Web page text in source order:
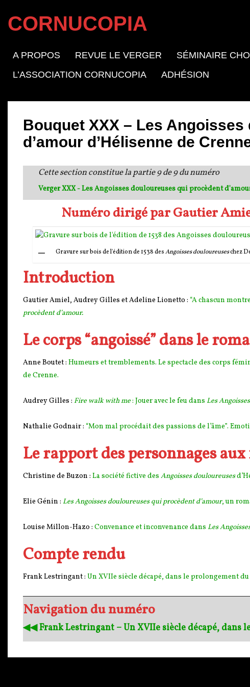
CORNUCOPIA
A PROPOS REVUE LE VERGER SÉMINAIRE
L’ASSOCIATION CORNUCOPIA
ADHÉSION
Bouquet XXX – Les
d’amour d’Hélisenne de
Cette section constitue la partie 9 de 9 du numéro
Verger XXX - Les Angoisses douloureuses qui procèdent
Numéro dirigé par Gautier
Gravure sur bois de l'édition de 1538 desAngoisses douloureuseschez
Introduction
Gautier Amiel, Audrey Gilles et Adeline Lionetto : “A chascun
procèdent d’amour.
Le corps “angoissé” dans le
Anne Boutet : Humeurs et tremblements. Le spectacle des corps
de Crenne.
Audrey Gilles : Fire walk with me: Jouer avec le feu dans Les
Nathalie Godnair : “Mon mal procédait des passions de l’âme”.
Le rapport des personnages
Christine de Buzon : La société fictive des Angoisses douloureuses
Elie Génin : Les Angoisses douloureuses qui procèdent d’amour, un
Louise Millon-Hazo : Convenance et inconvenance dans Les
Compte rendu
Frank Lestringant : Un XVIIe siècle décapé, dans le prolongement
Navigation du numéro
◀︎◀︎ Frank Lestringant – Un XVIIe siècle décapé, dans